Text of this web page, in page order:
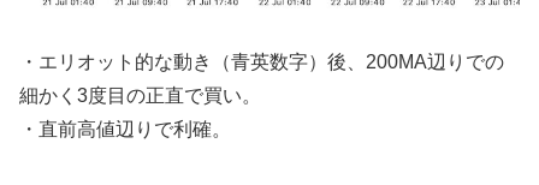
・エリオット的な動き（青英数字）後、200MA辺りでの
細かく3度目の正直で買い。
・直前高値辺りで利確。